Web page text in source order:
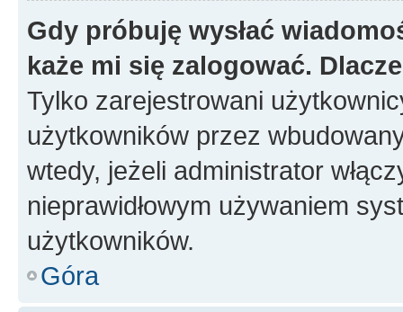
Gdy próbuję wysłać
każe mi się zalogować.
Tylko zarejestrowani
użytkowników przez
wtedy, jeżeli administrator
nieprawidłowym używaniem
użytkowników.
Góra